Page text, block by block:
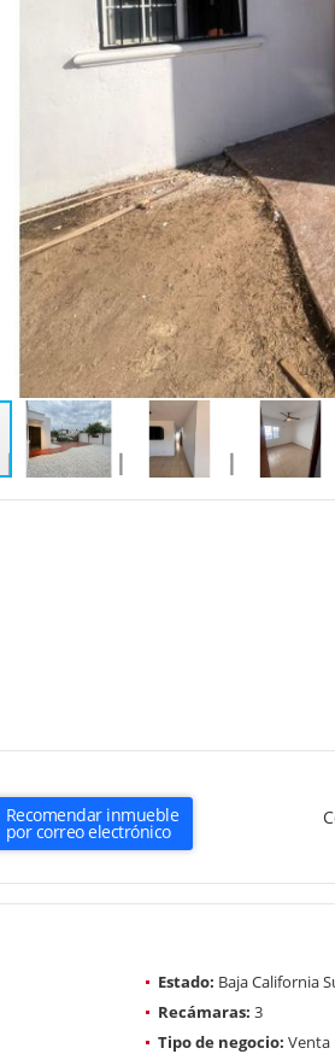
Recomendar inmueble
por correo electrónico
Estado: Baja California
Recámaras: 3
Tipo de negocio: Venta